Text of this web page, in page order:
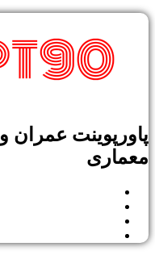
پاورپوینت عمران و
معماری